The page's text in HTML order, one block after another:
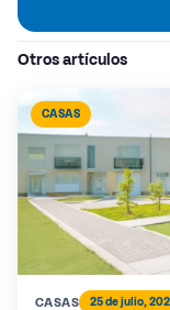
Otros artículos
CASAS
CASAS 25 de julio,